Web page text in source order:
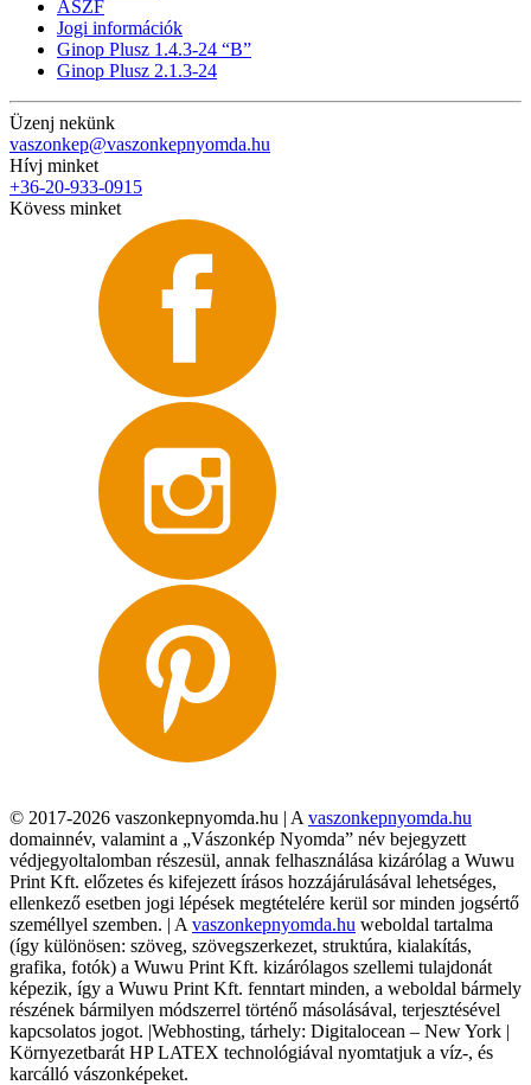
ÁSZF
Jogi információk
Ginop Plusz 1.4.3-24 “B”
Ginop Plusz 2.1.3-24
Üzenj nekünk
vaszonkep@vaszonkepnyomda.hu
Hívj minket
+36-20-933-0915
Kövess minket
© 2017-2026 vaszonkepnyomda.hu | A vaszonkepnyomda.hu
domainnév, valamint a „Vászonkép Nyomda” név bejegyzett
védjegyoltalomban részesül, annak felhasználása kizárólag a Wuwu
Print Kft. előzetes és kifejezett írásos hozzájárulásával lehetséges,
ellenkező esetben jogi lépések megtételére kerül sor minden jogsértő
személlyel szemben. | A vaszonkepnyomda.hu weboldal tartalma
(így különösen: szöveg, szövegszerkezet, struktúra, kialakítás,
grafika, fotók) a Wuwu Print Kft. kizárólagos szellemi tulajdonát
képezik, így a Wuwu Print Kft. fenntart minden, a weboldal bármely
részének bármilyen módszerrel történő másolásával, terjesztésével
kapcsolatos jogot. |Webhosting, tárhely: Digitalocean – New York |
Környezetbarát HP LATEX technológiával nyomtatjuk a víz-, és
karcálló vászonképeket.